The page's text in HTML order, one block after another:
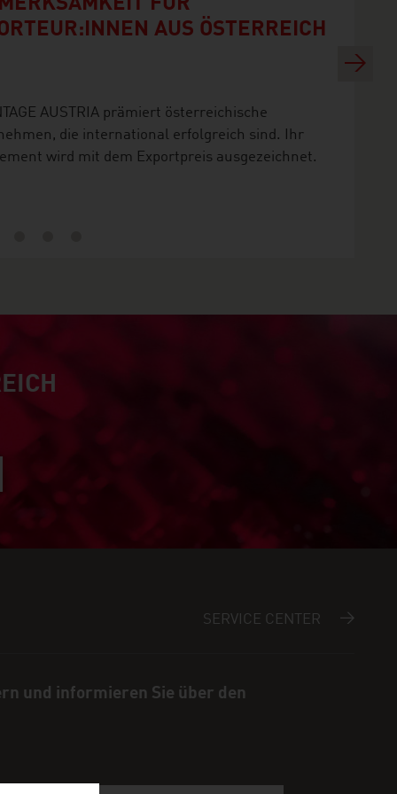
FÜR
AUS ÖSTERREICH
AUSTRIA prämiert österreichische
die international erfolgreich sind. Ihr
wird mit dem Exportpreis ausgezeichnet.
Next
SERVICE CENTER
und informieren Sie über den